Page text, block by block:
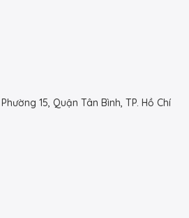
15, Quận Tân Bình, TP. Hồ Chí